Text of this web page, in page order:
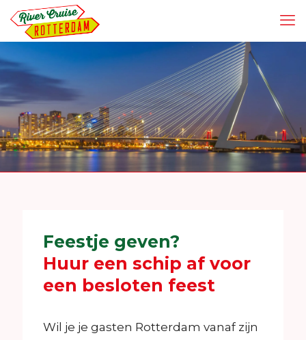
Feestje geven?
Huur een schip af voor
een besloten feest
Wil je je gasten Rotterdam vanaf zijn